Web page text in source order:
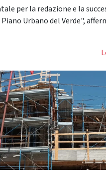
per la redazione e la
Urbano del Verde",